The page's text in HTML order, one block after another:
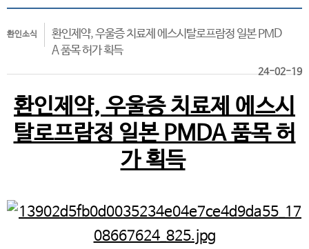
환인소식
환인제약, 우울증 치료제 에스시탈로프람정 일본 PMD
A 품목 허가 획득
24-02-19
환인제약, 우울증 치료제 에스시
탈로프람정 일본 PMDA 품목 허
가 획득